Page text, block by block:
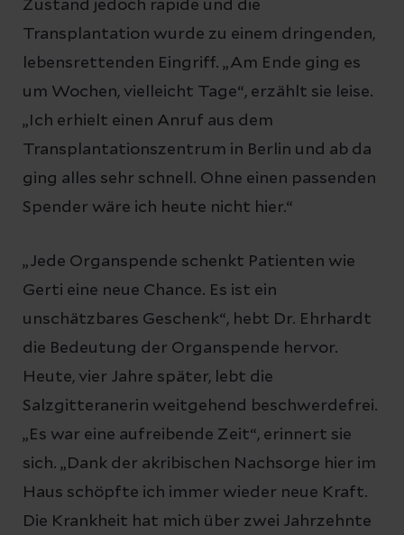
Zustand jedoch rapide und die
Transplantation wurde zu einem dringenden,
lebensrettenden Eingriff. „Am Ende ging es
um Wochen, vielleicht Tage“, erzählt sie leise.
„Ich erhielt einen Anruf aus dem
Transplantationszentrum in Berlin und ab da
ging alles sehr schnell. Ohne einen passenden
Spender wäre ich heute nicht hier.“
„Jede Organspende schenkt Patienten wie
Gerti eine neue Chance. Es ist ein
unschätzbares Geschenk“, hebt Dr. Ehrhardt
die Bedeutung der Organspende hervor.
Heute, vier Jahre später, lebt die
Salzgitteranerin weitgehend beschwerdefrei.
„Es war eine aufreibende Zeit“, erinnert sie
sich. „Dank der akribischen Nachsorge hier im
Haus schöpfte ich immer wieder neue Kraft.
Die Krankheit hat mich über zwei Jahrzehnte